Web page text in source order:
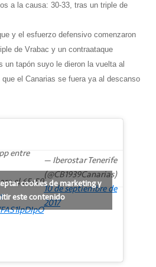
a la causa: 30-33, tras un triple de
y el esfuerzo defensivo comenzaron
de Vrabac y un contraataque
un tapón suyo le dieron la vuelta al
el Canarias se fuera ya al descanso
entre
el 65-59
— Iberostar Tenerife
(@CB1939Canarias)
10 de septiembre de
2017
cookies de marketing y
este contenido